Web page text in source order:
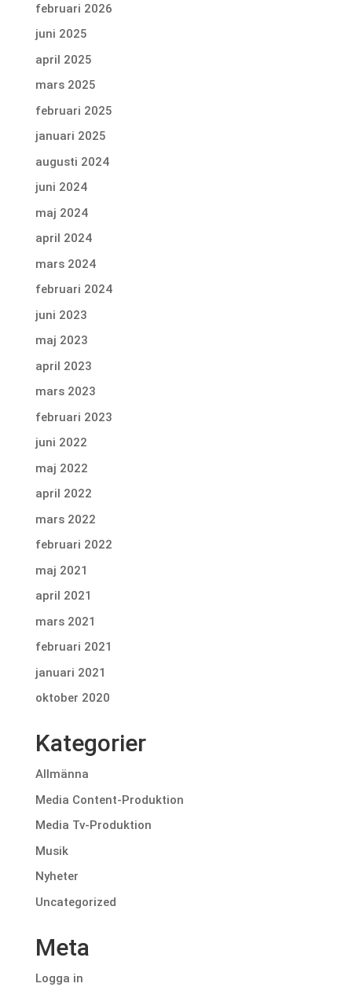
februari 2026
juni 2025
april 2025
mars 2025
februari 2025
januari 2025
augusti 2024
juni 2024
maj 2024
april 2024
mars 2024
februari 2024
juni 2023
maj 2023
april 2023
mars 2023
februari 2023
juni 2022
maj 2022
april 2022
mars 2022
februari 2022
maj 2021
april 2021
mars 2021
februari 2021
januari 2021
oktober 2020
Kategorier
Allmänna
Media Content-Produktion
Media Tv-Produktion
Musik
Nyheter
Uncategorized
Meta
Logga in